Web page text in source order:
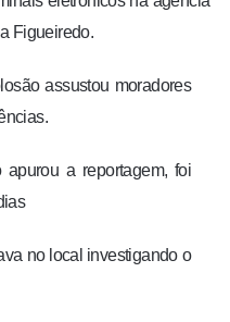
Figueiredo.
assustou moradores
a reportagem, foi
no local investigando o